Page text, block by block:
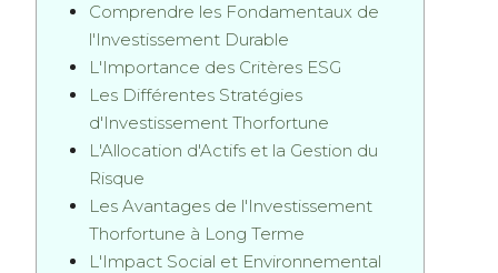
Comprendre les Fondamentaux de
l'Investissement Durable
L'Importance des Critères ESG
Les Différentes Stratégies
d'Investissement Thorfortune
L'Allocation d'Actifs et la Gestion du
Risque
Les Avantages de l'Investissement
Thorfortune à Long Terme
L'Impact Social et Environnemental